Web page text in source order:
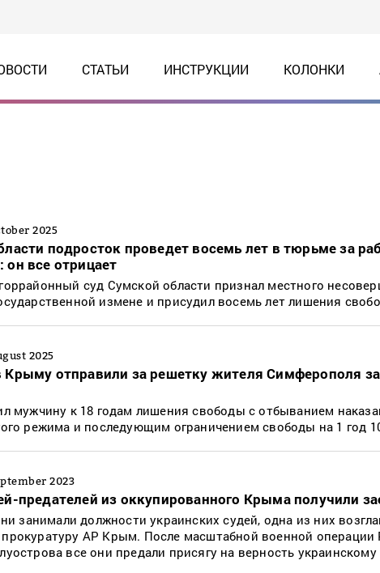
СТАТЬИ ИНСТРУКЦИИ КОЛОНКИ
2025
подросток проведет восемь лет в тюрьме за
все отрицает
суд Сумской области признал местного
измене и присудил восемь лет лишения
2025
отправили за решетку жителя Симферополя за
мужчину к 18 годам лишения свободы с отбыванием
режима и последующим ограничением свободы на 1 год
2023
предателей из оккупированного Крыма получили
занимали должности украинских судей, одна из них
АР Крым. После масштабной военной операции
все они предали присягу на верность